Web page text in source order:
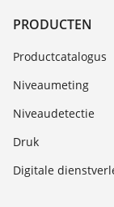
PRODUCTEN
Productcatalogus
Niveaumeting
Niveaudetectie
Druk
Digitale